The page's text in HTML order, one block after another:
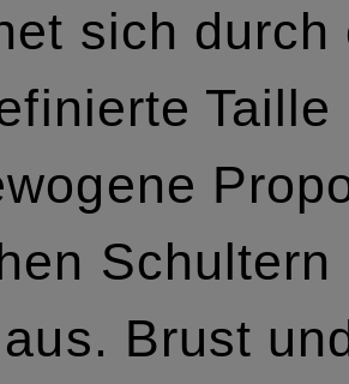
sich durch
Taille
Schultern
Brust